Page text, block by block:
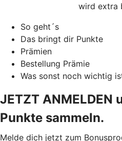
wird extra
So geht´s
Das bringt dir Punkte
Prämien
Bestellung Prämie
Was sonst noch wichtig
JETZT ANMELDEN
Punkte sammeln.
Melde dich jetzt zum